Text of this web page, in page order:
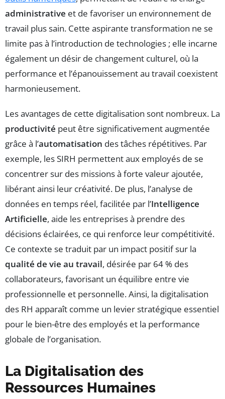
administrative et de favoriser un environnement de
travail plus sain. Cette aspirante transformation ne se
limite pas à l’introduction de technologies ; elle incarne
également un désir de changement culturel, où la
performance et l’épanouissement au travail coexistent
harmonieusement.
Les avantages de cette digitalisation sont nombreux. La
productivité peut être significativement augmentée
grâce à l’automatisation des tâches répétitives. Par
exemple, les SIRH permettent aux employés de se
concentrer sur des missions à forte valeur ajoutée,
libérant ainsi leur créativité. De plus, l’analyse de
données en temps réel, facilitée par l’Intelligence
Artificielle, aide les entreprises à prendre des
décisions éclairées, ce qui renforce leur compétitivité.
Ce contexte se traduit par un impact positif sur la
qualité de vie au travail, désirée par 64 % des
collaborateurs, favorisant un équilibre entre vie
professionnelle et personnelle. Ainsi, la digitalisation
des RH apparaît comme un levier stratégique essentiel
pour le bien-être des employés et la performance
globale de l’organisation.
La Digitalisation des
Ressources Humaines